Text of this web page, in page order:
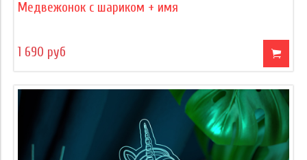
Медвежонок с шариком + имя
1 690 руб